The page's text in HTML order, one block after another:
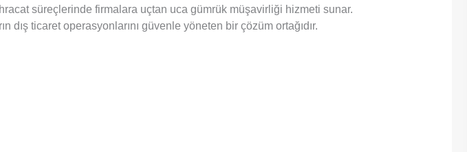
süreçlerinde firmalara uçtan uca gümrük müşavirliği hizmeti sunar.
dış ticaret operasyonlarını güvenle yöneten bir çözüm ortağıdır.